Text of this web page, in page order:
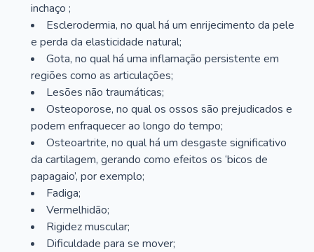
inchaço ;
Esclerodermia, no qual há um enrijecimento da pele
e perda da elasticidade natural;
Gota, no qual há uma inflamação persistente em
regiões como as articulações;
Lesões não traumáticas;
Osteoporose, no qual os ossos são prejudicados e
podem enfraquecer ao longo do tempo;
Osteoartrite, no qual há um desgaste significativo
da cartilagem, gerando como efeitos os ‘bicos de
papagaio’, por exemplo;
Fadiga;
Vermelhidão;
Rigidez muscular;
Dificuldade para se mover;